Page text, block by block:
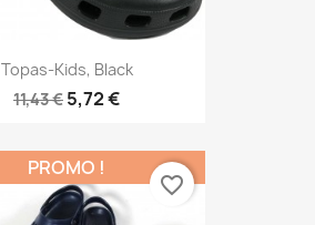
Topas-Kids, Black
11,43 € 5,72 €
PROMO !
favorite_border